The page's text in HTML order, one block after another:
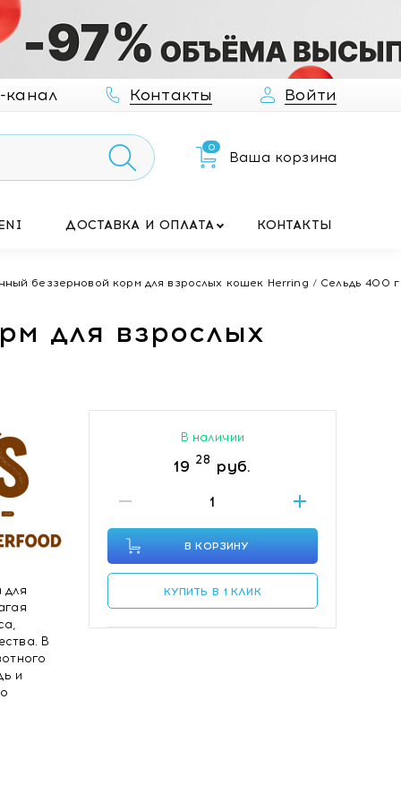
канал Контакты Войти
0
Ваша корзина
ДОСТАВКА И ОПЛАТА КОНТАКТЫ
беззерновой корм для взрослых кошек Herring / Сельдь 400 г
для взрослых
для
В
и
В наличии
19 28 руб.
В КОРЗИНУ
КУПИТЬ В 1 КЛИК